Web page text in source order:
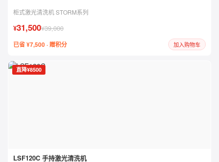
柜式激光清洗机 STORM系列
¥31,500¥39,000
已省 ¥7,500 · 赠积分 加入购物车
直降¥8500
LSF120C 手持激光清洗机